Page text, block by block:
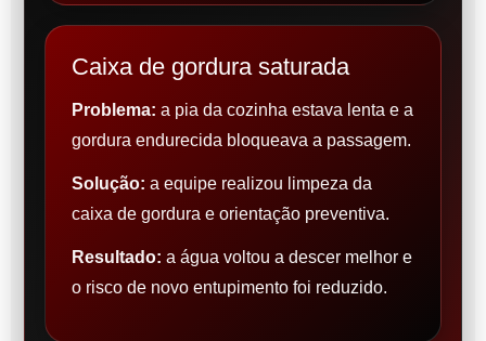
Caixa de gordura saturada
Problema: a pia da cozinha estava lenta e a
gordura endurecida bloqueava a passagem.
Solução: a equipe realizou limpeza da
caixa de gordura e orientação preventiva.
Resultado: a água voltou a descer melhor e
o risco de novo entupimento foi reduzido.